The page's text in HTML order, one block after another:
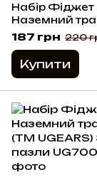
Набір Фіджет
Наземний
(ТМ UGEARS)
187 грн 220
Купити